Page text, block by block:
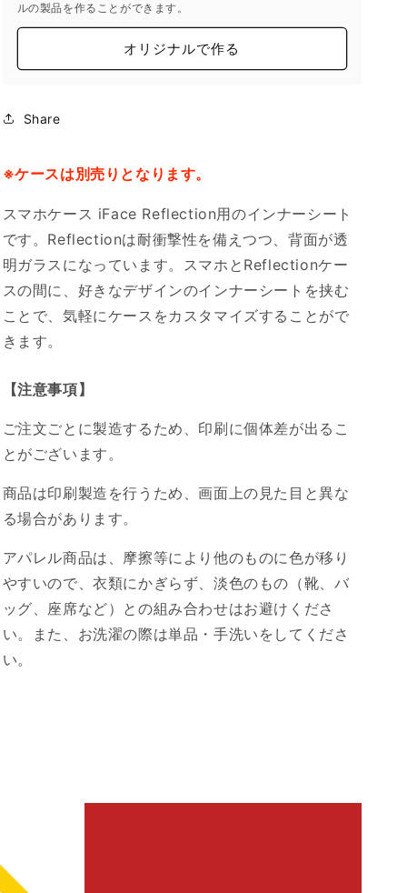
ルの製品を作ることができます。
オリジナルで作る
Share
※ケースは別売りとなります。
スマホケース iFace Reflection用のインナーシート
です。Reflectionは耐衝撃性を備えつつ、背面が透
明ガラスになっています。スマホとReflectionケー
スの間に、好きなデザインのインナーシートを挟む
ことで、気軽にケースをカスタマイズすることがで
きます。
【注意事項】
ご注文ごとに製造するため、印刷に個体差が出るこ
とがございます。
商品は印刷製造を行うため、画面上の見た目と異な
る場合があります。
アパレル商品は、摩擦等により他のものに色が移り
やすいので、衣類にかぎらず、淡色のもの（靴、バ
ッグ、座席など）との組み合わせはお避けくださ
い。また、お洗濯の際は単品・手洗いをしてくださ
い。